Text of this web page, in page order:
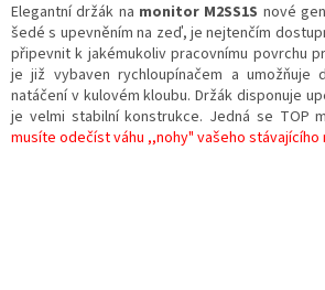
Elegantní držák na monitor M2SS1S nové
šedé s upevněním na zeď, je nejtenčím
připevnit k jakémukoliv pracovnímu povrchu
je již vybaven rychloupínačem a umožňuje
natáčení v kulovém kloubu. Držák disponuje
je velmi stabilní konstrukce. Jedná se TOP
musíte odečíst váhu ,,nohy" vašeho stávajícího